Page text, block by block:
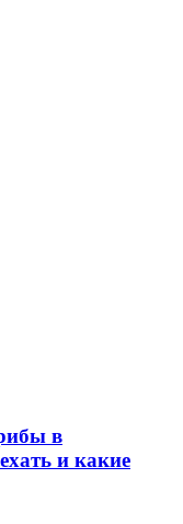
в
и какие